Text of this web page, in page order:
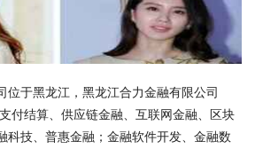
位于黑龙江，黑龙江合力金融有限公司
付结算、供应链金融、互联网金融、区块
科技、普惠金融；金融软件开发、金融数